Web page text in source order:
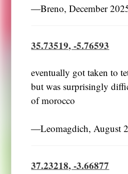
―Breno, December
35.73519, -5.76593
eventually got taken to
but was surprisingly
of morocco
―Leomagdich, August
37.23218, -3.66877